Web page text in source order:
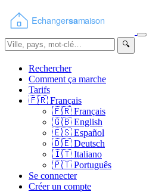
🔍
Rechercher
Comment ça marche
Tarifs
🇫🇷 Français
🇫🇷 Français
🇬🇧 English
🇪🇸 Español
🇩🇪 Deutsch
🇮🇹 Italiano
🇵🇹 Português
Se connecter
Créer un compte